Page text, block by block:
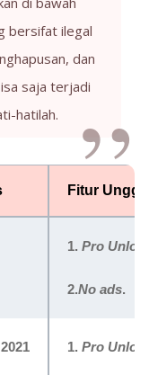
bersifat ilegal
dan
saja terjadi
hatilah.
Fitur
1. Pro
2.No ads.
1. Pro